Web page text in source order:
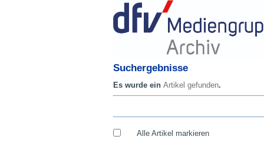
Suchergebnisse
Es wurde ein Artikel gefunden.
Alle Artikel markieren